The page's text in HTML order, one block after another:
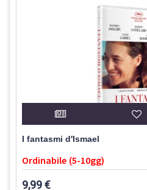
I fantasmi d'Ismael
Ordinabile (5-10gg)
9,99 €